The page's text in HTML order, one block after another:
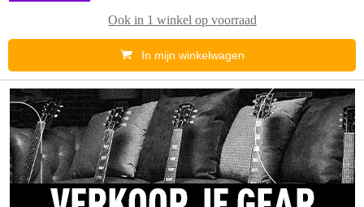
Ook in 1 winkel op voorraad
In mijn winkelwagen